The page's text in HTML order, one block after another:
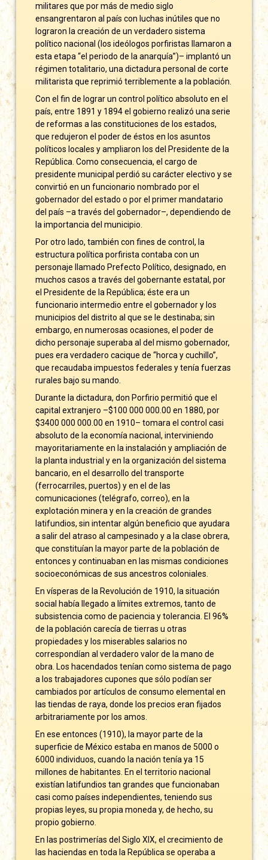
militares que por más de medio siglo
ensangrentaron al país con luchas inútiles que no
lograron la creación de un verdadero sistema
político nacional (los ideólogos porfiristas llamaron a
esta etapa “el periodo de la anarquía”)– implantó un
régimen totalitario, una dictadura personal de corte
militarista que reprimió terriblemente a la población.
Con el fin de lograr un control político absoluto en el
país, entre 1891 y 1894 el gobierno realizó una serie
de reformas a las constituciones de los estados,
que redujeron el poder de éstos en los asuntos
políticos locales y ampliaron los del Presidente de la
República. Como consecuencia, el cargo de
presidente municipal perdió su carácter electivo y se
convirtió en un funcionario nombrado por el
gobernador del estado o por el primer mandatario
del país –a través del gobernador–, dependiendo de
la importancia del municipio.
Por otro lado, también con fines de control, la
estructura política porfirista contaba con un
personaje llamado Prefecto Político, designado, en
muchos casos a través del gobernante estatal, por
el Presidente de la República; éste era un
funcionario intermedio entre el gobernador y los
municipios del distrito al que se le destinaba; sin
embargo, en numerosas ocasiones, el poder de
dicho personaje superaba al del mismo gobernador,
pues era verdadero cacique de “horca y cuchillo”,
que recaudaba impuestos federales y tenía fuerzas
rurales bajo su mando.
Durante la dictadura, don Porfirio permitió que el
capital extranjero –$100 000 000.00 en 1880, por
$3400 000 000.00 en 1910– tomara el control casi
absoluto de la economía nacional, interviniendo
mayoritariamente en la instalación y ampliación de
la planta industrial y en la organización del sistema
bancario, en el desarrollo del transporte
(ferrocarriles, puertos) y en el de las
comunicaciones (telégrafo, correo), en la
explotación minera y en la creación de grandes
latifundios, sin intentar algún beneficio que ayudara
a salir del atraso al campesinado y a la clase obrera,
que constituían la mayor parte de la población de
entonces y continuaban en las mismas condiciones
socioeconómicas de sus ancestros coloniales.
En vísperas de la Revolución de 1910, la situación
social había llegado a límites extremos, tanto de
subsistencia como de paciencia y tolerancia. El 96%
de la población carecía de tierras u otras
propiedades y los miserables salarios no
correspondían al verdadero valor de la mano de
obra. Los hacendados tenían como sistema de pago
a los trabajadores cupones que sólo podían ser
cambiados por artículos de consumo elemental en
las tiendas de raya, donde los precios eran fijados
arbitrariamente por los amos.
En ese entonces (1910), la mayor parte de la
superficie de México estaba en manos de 5000 o
6000 individuos, cuando la nación tenía ya 15
millones de habitantes. En el territorio nacional
existían latifundios tan grandes que funcionaban
casi como países independientes, teniendo sus
propias leyes, su propia moneda y, de hecho, su
propio gobierno.
En las postrimerías del Siglo XIX, el crecimiento de
las haciendas en toda la República se operaba a